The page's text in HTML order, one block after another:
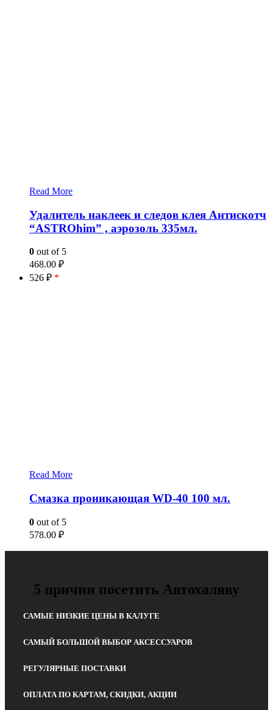
Read More
Удалитель наклеек и следов клея Антискотч
“ASTROhim” , аэрозоль 335мл.
0 out of 5
468.00 ₽
526 ₽ *
Read More
Смазка проникающая WD-40 100 мл.
0 out of 5
578.00 ₽
5 причин посетить Автохаляву
САМЫЕ НИЗКИЕ ЦЕНЫ В КАЛУГЕ
САМЫЙ БОЛЬШОЙ ВЫБОР АКСЕССУАРОВ
РЕГУЛЯРНЫЕ ПОСТАВКИ
ОПЛАТА ПО КАРТАМ, СКИДКИ, АКЦИИ